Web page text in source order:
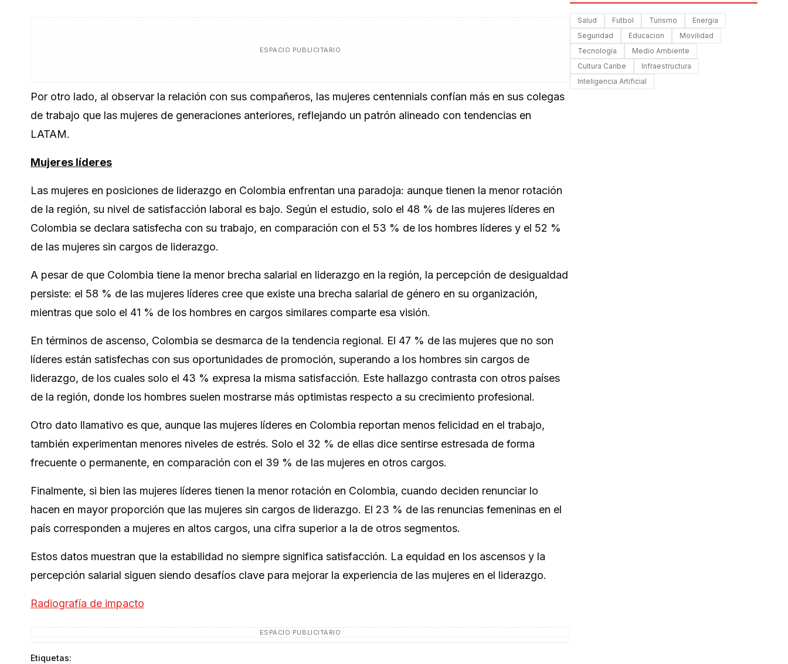
ESPACIO PUBLICITARIO
Por otro lado, al observar la relación con sus compañeros, las mujeres centennials confían más en sus colegas
de trabajo que las mujeres de generaciones anteriores, reflejando un patrón alineado con tendencias en
LATAM.
Mujeres líderes
Las mujeres en posiciones de liderazgo en Colombia enfrentan una paradoja: aunque tienen la menor rotación
de la región, su nivel de satisfacción laboral es bajo. Según el estudio, solo el 48 % de las mujeres líderes en
Colombia se declara satisfecha con su trabajo, en comparación con el 53 % de los hombres líderes y el 52 %
de las mujeres sin cargos de liderazgo.
A pesar de que Colombia tiene la menor brecha salarial en liderazgo en la región, la percepción de desigualdad
persiste: el 58 % de las mujeres líderes cree que existe una brecha salarial de género en su organización,
mientras que solo el 41 % de los hombres en cargos similares comparte esa visión.
En términos de ascenso, Colombia se desmarca de la tendencia regional. El 47 % de las mujeres que no son
líderes están satisfechas con sus oportunidades de promoción, superando a los hombres sin cargos de
liderazgo, de los cuales solo el 43 % expresa la misma satisfacción. Este hallazgo contrasta con otros países
de la región, donde los hombres suelen mostrarse más optimistas respecto a su crecimiento profesional.
Otro dato llamativo es que, aunque las mujeres líderes en Colombia reportan menos felicidad en el trabajo,
también experimentan menores niveles de estrés. Solo el 32 % de ellas dice sentirse estresada de forma
frecuente o permanente, en comparación con el 39 % de las mujeres en otros cargos.
Finalmente, si bien las mujeres líderes tienen la menor rotación en Colombia, cuando deciden renunciar lo
hacen en mayor proporción que las mujeres sin cargos de liderazgo. El 23 % de las renuncias femeninas en el
país corresponden a mujeres en altos cargos, una cifra superior a la de otros segmentos.
Estos datos muestran que la estabilidad no siempre significa satisfacción. La equidad en los ascensos y la
percepción salarial siguen siendo desafíos clave para mejorar la experiencia de las mujeres en el liderazgo.
Radiografía de impacto
ESPACIO PUBLICITARIO
Etiquetas:
Salud Futbol Turismo
Energia
Seguridad
Educacion
Movilidad
Tecnología
Medio Ambiente
Cultura Caribe
Infraestructura
Inteligencia Artificial